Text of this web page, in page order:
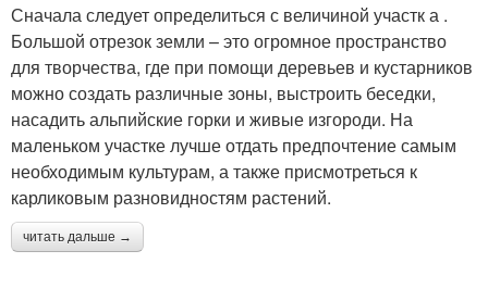
Сначала следует определиться с величиной участк а .
Большой отрезок земли – это огромное пространство
для творчества, где при помощи деревьев и кустарников
можно создать различные зоны, выстроить беседки,
насадить альпийские горки и живые изгороди. На
маленьком участке лучше отдать предпочтение самым
необходимым культурам, а также присмотреться к
карликовым разновидностям растений.
читать дальше →